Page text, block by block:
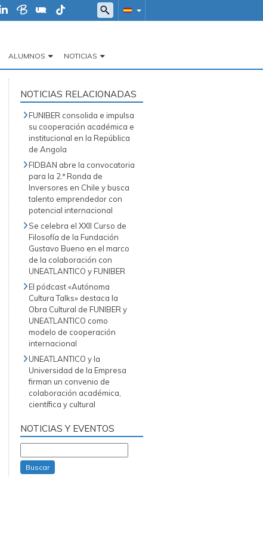
ALUMNOS NOTICIAS
NOTICIAS RELACIONADAS
FUNIBER consolida e impulsa
su cooperación académica e
institucional en la República
de Angola
FIDBAN abre la convocatoria
para la 2.ª Ronda de
Inversores en Chile y busca
talento emprendedor con
potencial internacional
Se celebra el XXII Curso de
Filosofía de la Fundación
Gustavo Bueno en el marco
de la colaboración con
UNEATLANTICO y FUNIBER
El pódcast «Autónoma
Cultura Talks» destaca la
Obra Cultural de FUNIBER y
UNEATLANTICO como
modelo de cooperación
internacional
UNEATLANTICO y la
Universidad de la Empresa
firman un convenio de
colaboración académica,
científica y cultural
NOTICIAS Y EVENTOS
Buscar